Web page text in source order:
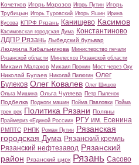
Кочетков Игорь Морозов Игорь Путин Игорь
Трубицын Игорь Туровский Игорь Яшин Ирина
Кусова КПРФ Рязань Канищево Касимов
Касимовская городская Дума Константиново
ЛДПР Рязань Лыбедский бульвар
Людмила Кибальникова Министерство печати
Рязанской области Минлесхоз Рязанской области
Михаил Малахов Михаил Пронин Мост через Оку
Николай Булаев Николай Пилюгин Олег
Булеков Олег Ковалев Олег Шишов
Ольга Мишина Ольга Чуляева Петр Пыленок
Подбелка Поджоги машин Пойма Павловки Пойма
трех рек Политика Рязани Поляны
Праймериз «Единой России» РГУ им. Есенина
РМПТС РНПК Роман Путин Рязанская
городская Дума Рязанский кремль
Рязанский нефтезавод Рязанский
район Рязанский цирк Рязань Сасово